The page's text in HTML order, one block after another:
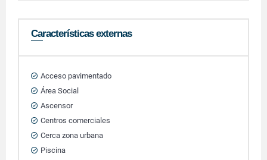
Características externas
Acceso pavimentado
Área Social
Ascensor
Centros comerciales
Cerca zona urbana
Piscina